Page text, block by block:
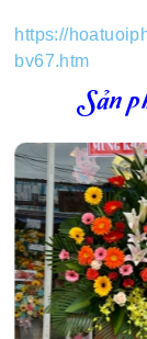
https://
bv67.htm
Sản